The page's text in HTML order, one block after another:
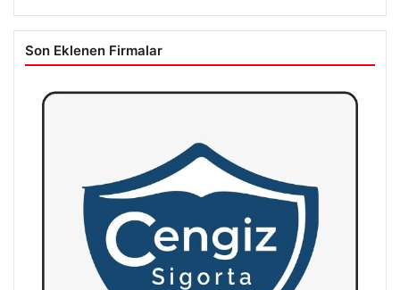
Son Eklenen Firmalar